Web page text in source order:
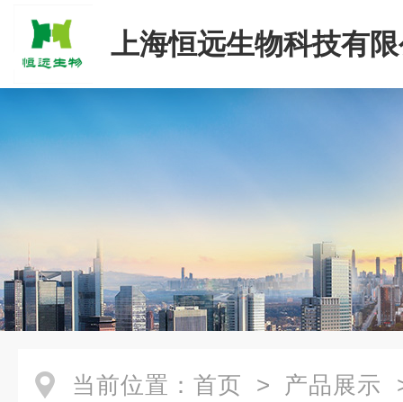
上海恒远生物科技有
当前位置： 首页 > 产品展示